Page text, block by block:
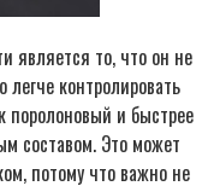
явля­ет­ся то, что он не
лег­че кон­тро­ли­ро­вать
поро­ло­но­вый и быст­рее
соста­вом. Это может
пото­му что важ­но не